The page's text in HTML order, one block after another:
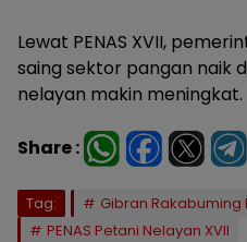
Lewat PENAS XVII,
saing sektor pangan naik
nelayan makin meningkat.
Share :
Tag: Gibran Rakabuming
PENAS Petani Nelayan XVII